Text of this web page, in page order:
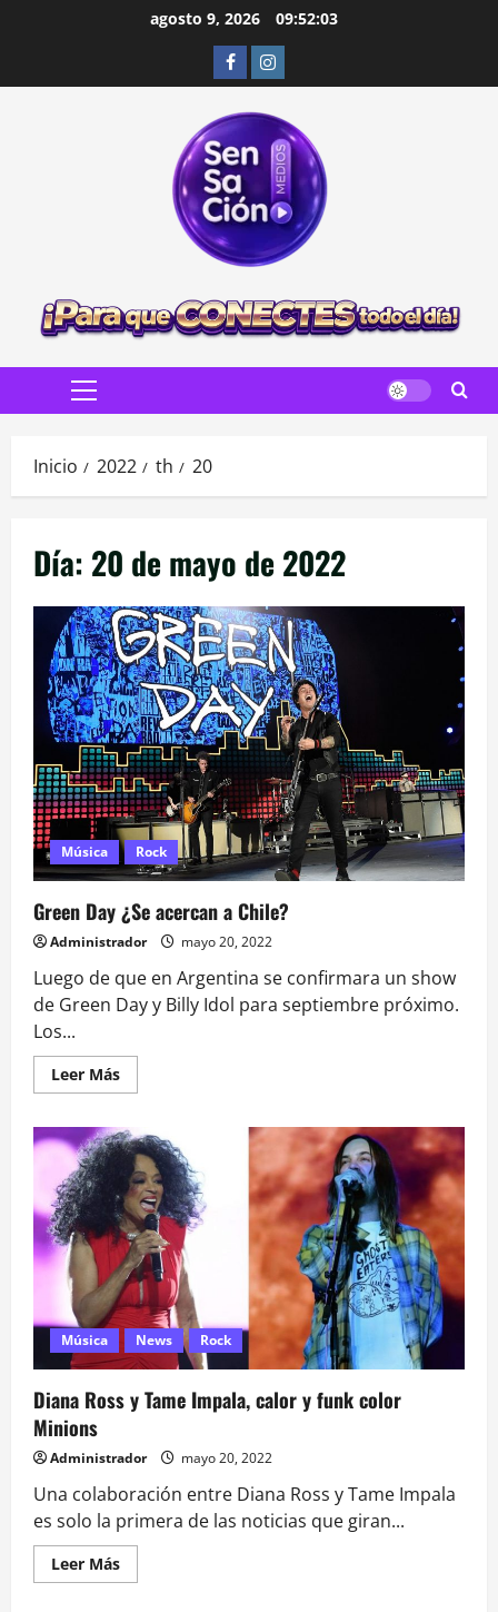
agosto 9, 2026 09:52:04
FacebookInstagram
Menú
Inicio 2022 th 20
Día: 20 de mayo de 2022
Música Rock
Green Day ¿Se acercan a Chile?
Administrador mayo 20, 2022
Luego de que en Argentina se confirmara un show
de Green Day y Billy Idol para septiembre próximo.
Los...
Leer MásLeer
más
Green
Day
¿Se
acercan
a
Chile?
Música News Rock
Diana Ross y Tame Impala, calor y funk color
Minions
Administrador mayo 20, 2022
Una colaboración entre Diana Ross y Tame Impala
es solo la primera de las noticias que giran...
Leer MásLeer
más